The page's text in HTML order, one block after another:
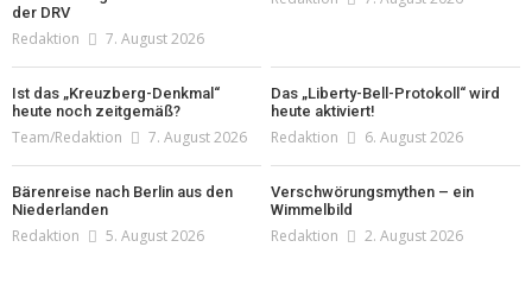
der DRV
Redaktion 7. August 2026
Ist das „Kreuzberg-Denkmal“
heute noch zeitgemäß?
Team/Redaktion 7. August 2026
Das „Liberty-Bell-Protokoll“ wird
heute aktiviert!
Redaktion 6. August 2026
Bärenreise nach Berlin aus den
Niederlanden
Redaktion 5. August 2026
Verschwörungsmythen – ein
Wimmelbild
Redaktion 2. August 2026